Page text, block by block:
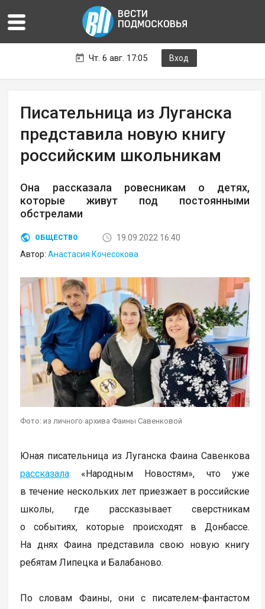
Чт. 6 авг. 17:05 Вход
Писательница из Луганска
представила новую книгу
российским школьникам
Она рассказала ровесникам о детях,
которые живут под постоянными
обстрелами
ОБЩЕСТВО
19.09.2022 16:40
Автор:Анастасия Кочесокова
Фото: из личного архива Фаины Савенковой
Юная писательница из Луганска Фаина Савенкова
рассказала «Народным Новостям», что уже
в течение нескольких лет приезжает в российские
школы, где рассказывает сверстникам
о событиях, которые происходят в Донбассе.
На днях Фаина представила свою новую книгу
ребятам Липецка и Балабаново.
По словам Фаины, они с писателем-фантастом